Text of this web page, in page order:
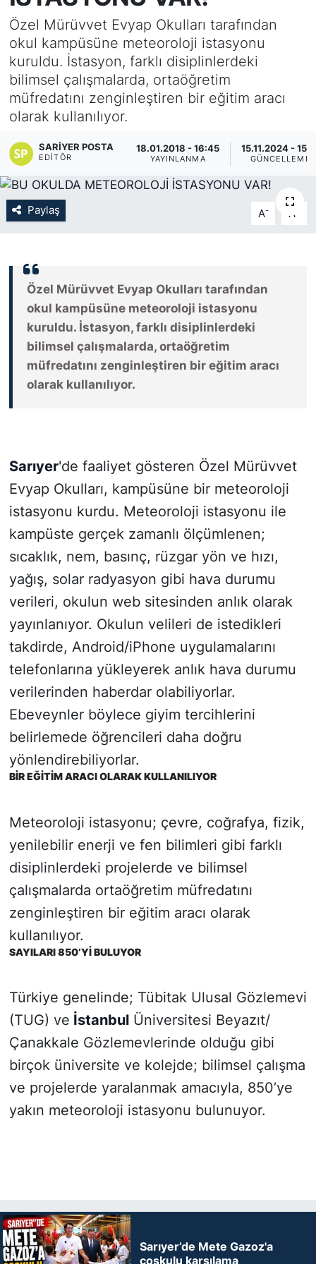
Özel Mürüvvet Evyap Okulları tarafından
okul kampüsüne meteoroloji istasyonu
kuruldu. İstasyon, farklı disiplinlerdeki
bilimsel çalışmalarda, ortaöğretim
müfredatını zenginleştiren bir eğitim aracı
olarak kullanılıyor.
SARIYER POSTA
EDITÖR
18.01.2018 - 16:45
YAYINLANMA
15.11.2024 -
GÜNCELLEME
Paylaş A- A
Özel Mürüvvet Evyap Okulları tarafından
okul kampüsüne meteoroloji istasyonu
kuruldu. İstasyon, farklı disiplinlerdeki
bilimsel çalışmalarda, ortaöğretim
müfredatını zenginleştiren bir eğitim aracı
olarak kullanılıyor.
Sarıyer'de faaliyet gösteren Özel Mürüvvet
Evyap Okulları, kampüsüne bir meteoroloji
istasyonu kurdu. Meteoroloji istasyonu ile
kampüste gerçek zamanlı ölçümlenen;
sıcaklık, nem, basınç, rüzgar yön ve hızı,
yağış, solar radyasyon gibi hava durumu
verileri, okulun web sitesinden anlık olarak
yayınlanıyor. Okulun velileri de istedikleri
takdirde, Android/iPhone uygulamalarını
telefonlarına yükleyerek anlık hava durumu
verilerinden haberdar olabiliyorlar.
Ebeveynler böylece giyim tercihlerini
belirlemede öğrencileri daha doğru
yönlendirebiliyorlar.
BİR EĞİTİM ARACI OLARAK KULLANILIYOR
Meteoroloji istasyonu; çevre, coğrafya, fizik,
yenilebilir enerji ve fen bilimleri gibi farklı
disiplinlerdeki projelerde ve bilimsel
çalışmalarda ortaöğretim müfredatını
zenginleştiren bir eğitim aracı olarak
kullanılıyor.
SAYILARI 850’Yİ BULUYOR
Türkiye genelinde; Tübitak Ulusal Gözlemevi
(TUG) ve İstanbulÜniversitesi Beyazıt/
Çanakkale Gözlemevlerinde olduğu gibi
birçok üniversite ve kolejde; bilimsel çalışma
ve projelerde yaralanmak amacıyla, 850’ye
yakın meteoroloji istasyonu bulunuyor.
Sarıyer’de Mete Gazoz'a
coşkulu karşılama
KÖŞE YAZILARI
KÖŞE YAZILARI (Arşiv)
KÜLTÜR SANAT
SAĞLIK
SARIYER İMAR BARIŞI
SEKTÖR
SİYASET
SON DAKİKA HABERİ
TEKNOLOJİ
TÜRKİYE VE DÜNYA GÜNDEMİ
VİDEO GALERİ
YAŞAM